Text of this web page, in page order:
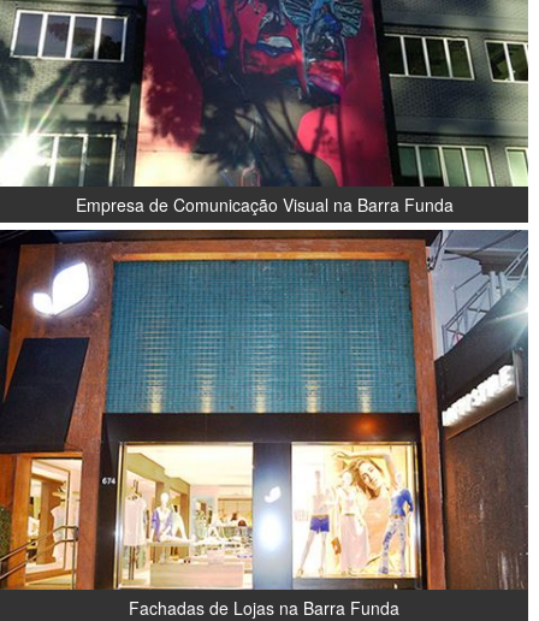
Empresa de Comunicação Visual na Barra Funda
Fachadas de Lojas na Barra Funda